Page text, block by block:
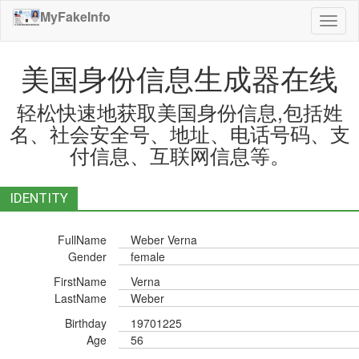
切
换
航
MyFakeInfo
美国身份信息生成器在线
轻松快速地获取美国身份信息,包括姓
名、社会安全号、地址、电话号码、支
付信息、互联网信息等。
IDENTITY
FullName
Weber Verna
Gender
female
FirstName
Verna
LastName
Weber
Birthday
19701225
Age
56